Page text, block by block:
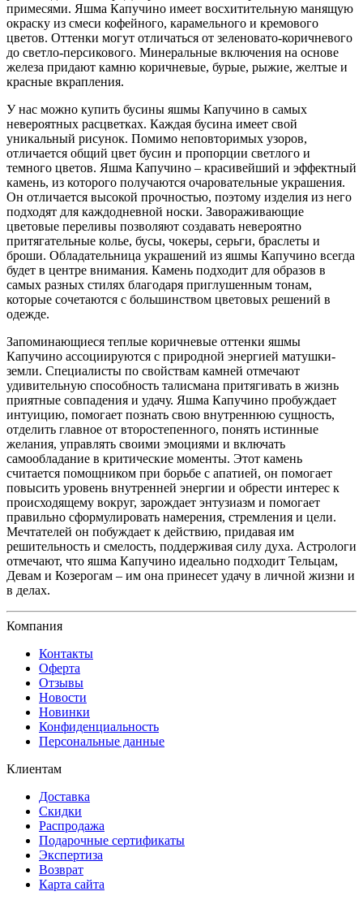
примесями. Яшма Капучино имеет восхитительную манящую
окраску из смеси кофейного, карамельного и кремового
цветов. Оттенки могут отличаться от зеленовато-коричневого
до светло-персикового. Минеральные включения на основе
железа придают камню коричневые, бурые, рыжие, желтые и
красные вкрапления.
У нас можно купить бусины яшмы Капучино в самых
невероятных расцветках. Каждая бусина имеет свой
уникальный рисунок. Помимо неповторимых узоров,
отличается общий цвет бусин и пропорции светлого и
темного цветов. Яшма Капучино – красивейший и эффектный
камень, из которого получаются очаровательные украшения.
Он отличается высокой прочностью, поэтому изделия из него
подходят для каждодневной носки. Завораживающие
цветовые переливы позволяют создавать невероятно
притягательные колье, бусы, чокеры, серьги, браслеты и
броши. Обладательница украшений из яшмы Капучино всегда
будет в центре внимания. Камень подходит для образов в
самых разных стилях благодаря приглушенным тонам,
которые сочетаются с большинством цветовых решений в
одежде.
Запоминающиеся теплые коричневые оттенки яшмы
Капучино ассоциируются с природной энергией матушки-
земли. Специалисты по свойствам камней отмечают
удивительную способность талисмана притягивать в жизнь
приятные совпадения и удачу. Яшма Капучино пробуждает
интуицию, помогает познать свою внутреннюю сущность,
отделить главное от второстепенного, понять истинные
желания, управлять своими эмоциями и включать
самообладание в критические моменты. Этот камень
считается помощником при борьбе с апатией, он помогает
повысить уровень внутренней энергии и обрести интерес к
происходящему вокруг, зарождает энтузиазм и помогает
правильно сформулировать намерения, стремления и цели.
Мечтателей он побуждает к действию, придавая им
решительность и смелость, поддерживая силу духа. Астрологи
отмечают, что яшма Капучино идеально подходит Тельцам,
Девам и Козерогам – им она принесет удачу в личной жизни и
в делах.
Компания
Контакты
Оферта
Отзывы
Новости
Новинки
Конфиденциальность
Персональные данные
Клиентам
Доставка
Скидки
Распродажа
Подарочные сертификаты
Экспертиза
Возврат
Карта сайта